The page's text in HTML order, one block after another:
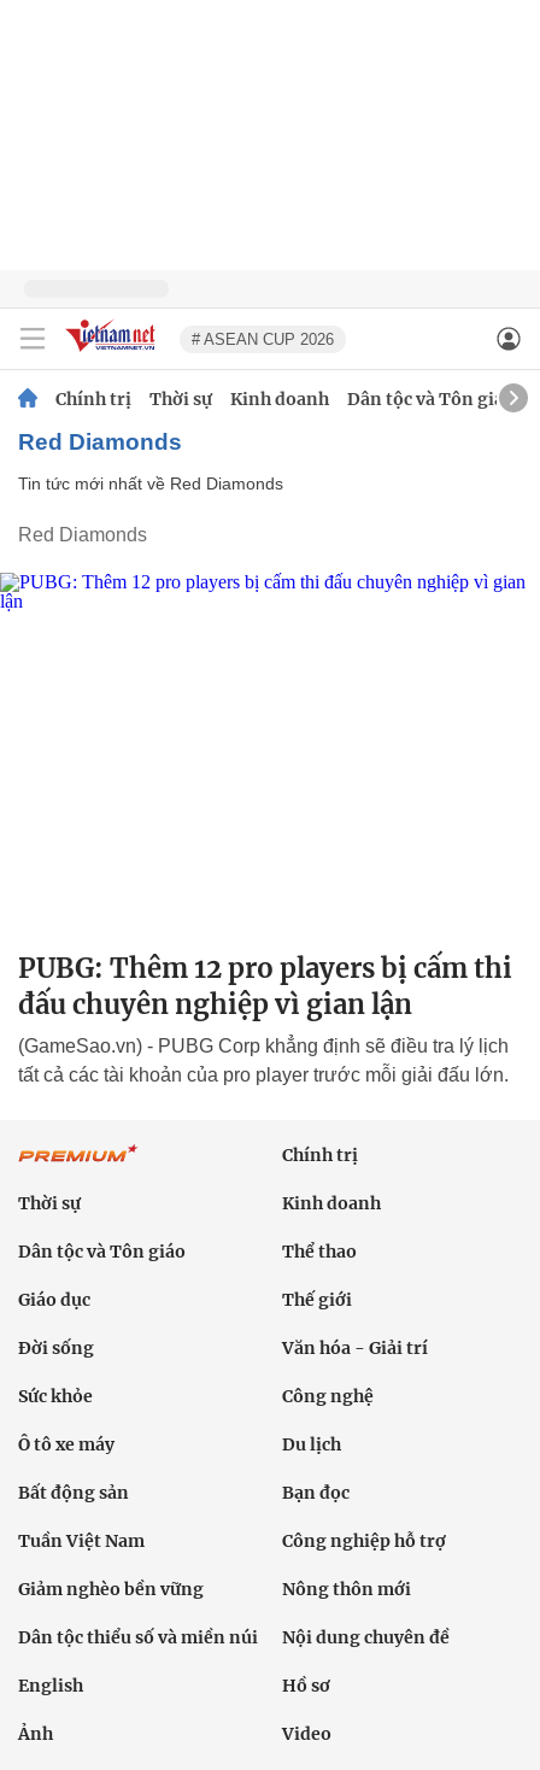
# ASEAN CUP 2026
Chính trị Thời sự Kinh doanh Dân tộc và Tôn giáo
Red Diamonds
Tin tức mới nhất về Red Diamonds
Red Diamonds
PUBG: Thêm 12 pro players bị cấm thi
đấu chuyên nghiệp vì gian lận
(GameSao.vn) - PUBG Corp khẳng định sẽ điều tra lý lịch
tất cả các tài khoản của pro player trước mỗi giải đấu lớn.
Chính trị
Thời sự Kinh doanh
Dân tộc và Tôn giáo Thể thao
Giáo dục Thế giới
Đời sống Văn hóa - Giải trí
Sức khỏe Công nghệ
Ô tô xe máy Du lịch
Bất động sản Bạn đọc
Tuần Việt Nam Công nghiệp hỗ trợ
Giảm nghèo bền vững Nông thôn mới
Dân tộc thiểu số và miền núi Nội dung chuyên đề
English Hồ sơ
Ảnh Video